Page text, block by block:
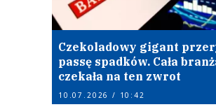
Czekoladowy gigant
passę spadków. Cała
czekała na ten zwrot
10.07.2026 / 10:42